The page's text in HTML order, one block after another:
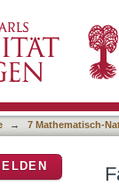
→ 7 Mathematisch-